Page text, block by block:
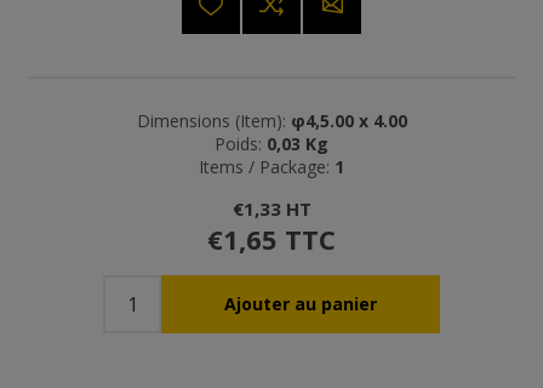
Dimensions (Item): φ4,5.00 x 4.00
Poids: 0,03 Kg
Items / Package: 1
€1,33 HT
€1,65 TTC